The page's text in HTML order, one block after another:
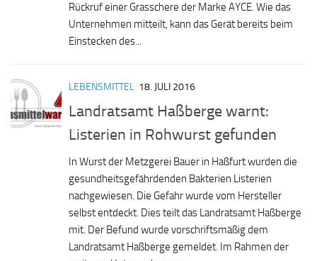
Rückruf einer Grasschere der Marke AYCE. Wie das
Unternehmen mitteilt, kann das Gerät bereits beim
Einstecken des...
LEBENSMITTEL 18. JULI 2016
Landratsamt Haßberge warnt:
Listerien in Rohwurst gefunden
In Wurst der Metzgerei Bauer in Haßfurt wurden die
gesundheitsgefährdenden Bakterien Listerien
nachgewiesen. Die Gefahr wurde vom Hersteller
selbst entdeckt. Dies teilt das Landratsamt Haßberge
mit. Der Befund wurde vorschriftsmäßig dem
Landratsamt Haßberge gemeldet. Im Rahmen der